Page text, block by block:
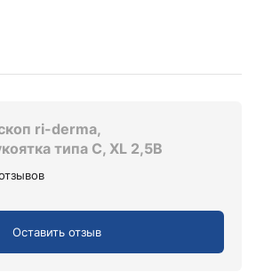
ri-derma,
типа C, XL 2,5В
Оставить отзыв